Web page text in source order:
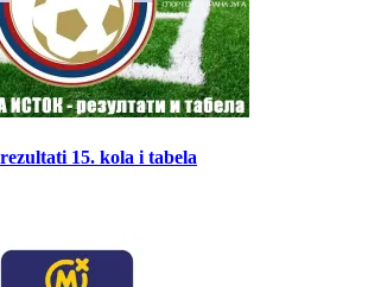
15. kola i tabela